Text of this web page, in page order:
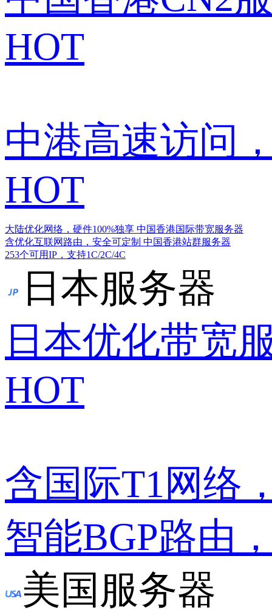
HOT
中港高速访问
HOT
大陆优化网络，硬件100%独享 中国香港国际带宽服务器
含优化互联网路由，安全可定制 中国香港站群服务器
253个可用IP，支持1C/2C/4C
日本服务器
日本优化带宽
HOT
含国际T1网络
智能BGP路由
美国服务器